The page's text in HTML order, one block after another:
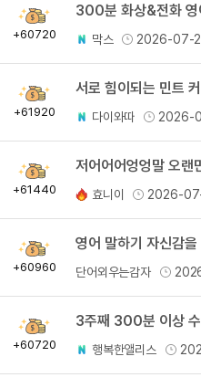
획
득
+60720
300분 화상&전화 영
막스 2026-07-
획
득
+61920
서로 힘이되는 민트
다이와따 2026-
획
득
+61440
저어어어엉엉말 오
효니이 2026-
획
득
+60960
영어 말하기 자신감
단어외우는감자
획
득
+60720
3주째 300분 이상
행복한앨리스